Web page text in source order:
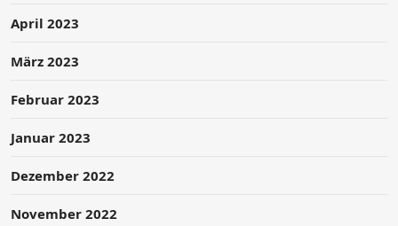
April 2023
März 2023
Februar 2023
Januar 2023
Dezember 2022
November 2022